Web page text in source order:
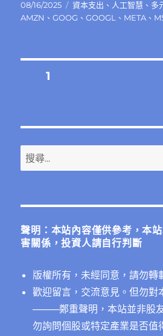
發
佈
08/16/2025
分
類
資本支出 、 人工智慧 、 多
AMZN 、GOOG 、GOOGL 、 META 、
分
頁
頁次1
搜
尋
鍵
聲明：本站內容僅供參考，本
害關係，投資人請自行判斷
版權所有，未經同意，請勿轉
歡迎留言，交流意見。但勿對
────鄭重聲明，本站並非股
勿詢問個股或特定產業是否值